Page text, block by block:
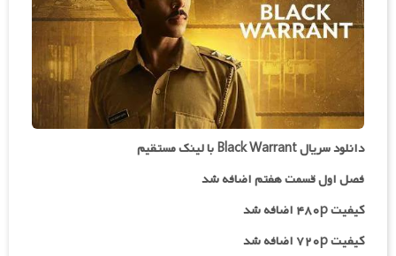
دانلود سریال Black Warrant با لینک مستقیم
فصل اول قسمت هفتم اضافه شد
کیفیت ۴۸۰p اضافه شد
کیفیت ۷۲۰p
اضافه شد